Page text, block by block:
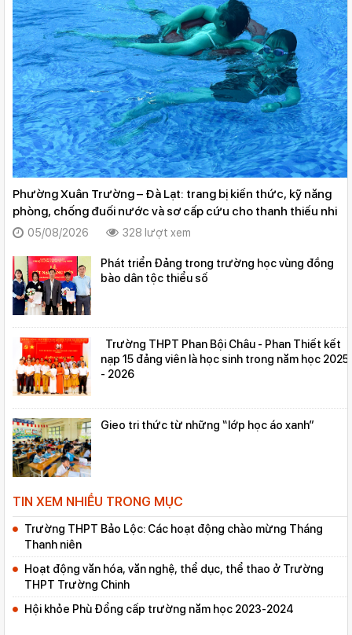
Phường Xuân Trường – Đà Lạt: trang bị kiến thức, kỹ năng
phòng, chống đuối nước và sơ cấp cứu cho thanh thiếu nhi
05/08/2026 328 lượt xem
Phát triển Ðảng trong trường học vùng đồng
bào dân tộc thiểu số
Trường THPT Phan Bội Châu - Phan Thiết kết
nạp 15 đảng viên là học sinh trong năm học 2025
- 2026
Gieo tri thức từ những “lớp học áo xanh”
TIN XEM NHIỀU TRONG MỤC
Trường THPT Bảo Lộc: Các hoạt động chào mừng Tháng
Thanh niên
Hoạt động văn hóa, văn nghệ, thể dục, thể thao ở Trường
THPT Trường Chinh
Hội khỏe Phù Đổng cấp trường năm học 2023-2024